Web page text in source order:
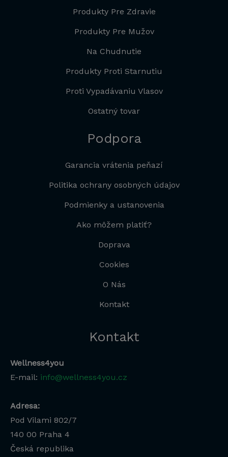
Produkty Pre Zdravie
Produkty Pre Mužov
Na Chudnutie
Produkty Proti Starnutiu
Proti Vypadávaniu Vlasov
Ostatný tovar
Podpora
Garancia vrátenia peňazí
Politika ochrany osobných údajov
Podmienky a ustanovenia
Ako môžem platiť?
Doprava
Cookies
O Nás
Kontakt
Kontakt
Wellness4you
E-mail: info@wellness4you.cz
Adresa:
Pod Vilami 802/7
140 00 Praha 4
Česká republika